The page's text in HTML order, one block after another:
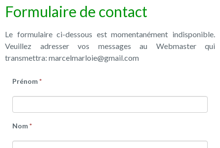
Formulaire de contact
Le formulaire ci-dessous est momentanément indisponible.
Veuillez adresser vos messages au Webmaster qui
transmettra: marcelmarloie@gmail.com
Prénom*
Nom*